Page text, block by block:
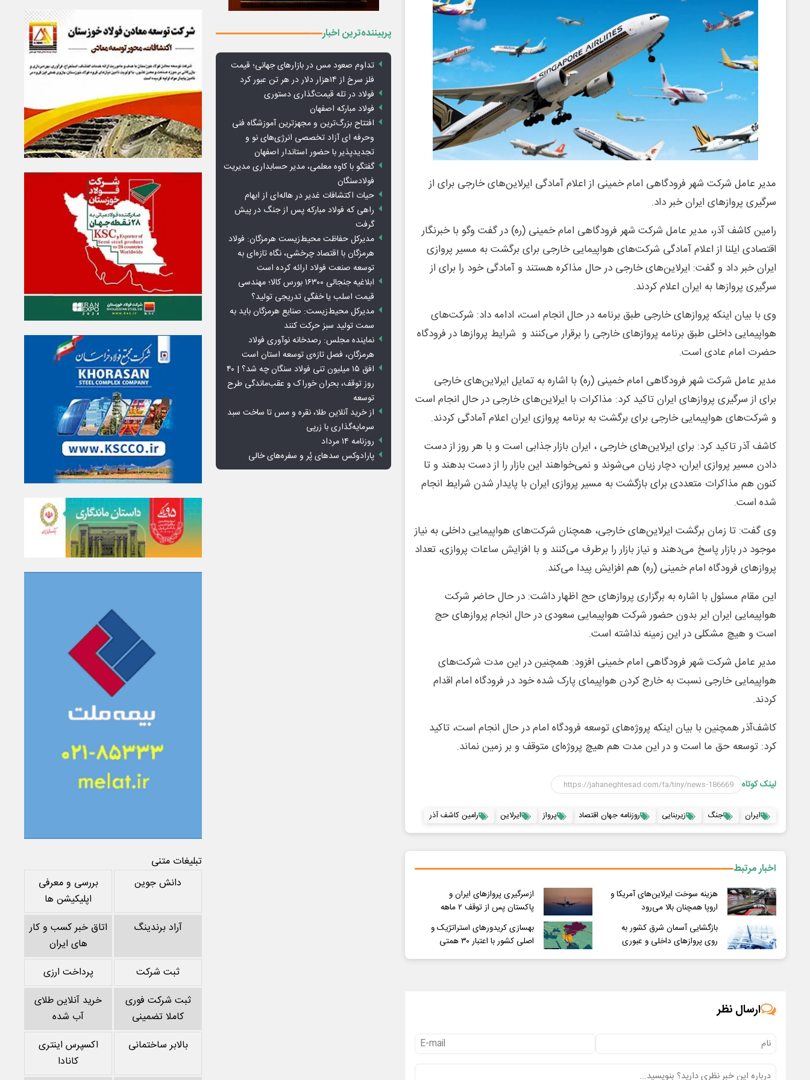
مدیر عامل شرکت شهر فرودگاهی امام خمینی از اعلام آمادگی ایرلاین‌های خارجی برای از
سرگیری پروازهای ایران خبر داد.
رامین کاشف آذر، مدیر عامل شرکت شهر فرودگاهی امام خمینی (ره) در گفت وگو با خبرنگار
اقتصادی ایلنا از اعلام آمادگی شرکت‌های هواپیمایی خارجی برای برگشت به مسیر پروازی
ایران خبر داد و گفت: ایرلاین‌های خارجی در حال مذاکره هستند و آمادگی خود را برای از
سرگیری پروازها به ایران اعلام کردند.
وی با بیان اینکه پروازهای خارجی طبق برنامه در حال انجام است، ادامه داد: شرکت‌های
هواپیمایی داخلی طبق برنامه پروازهای خارجی را برقرار می‌کنند و شرایط پروازها در فرودگاه
حضرت امام عادی است.
مدیر عامل شرکت شهر فرودگاهی امام خمینی (ره) با اشاره به تمایل ایرلاین‌های خارجی
برای از سرگیری پروازهای ایران تاکید کرد: مذاکرات با ایرلاین‌های خارجی در حال انجام است
و شرکت‌های هواپیمایی خارجی برای برگشت به برنامه پروازی ایران اعلام آمادگی کردند.
کاشف آذر تاکید کرد: برای ایرلاین‌های خارجی ، ایران بازار جذابی است و با هر روز از دست
دادن مسیر پروازی ایران، دچار زیان می‌شوند و نمی‌خواهند این بازار را از دست بدهند و تا
کنون هم مذاکرات متعددی برای بازگشت به مسیر پروازی ایران با پایدار شدن شرایط انجام
شده است.
وی گفت: تا زمان برگشت ایرلاین‌های خارجی، همچنان شرکت‌های هواپیمایی داخلی به نیاز
موجود در بازار پاسخ می‌دهند و نیاز بازار را برطرف می‌کنند و با افزایش ساعات پروازی، تعداد
پروازهای فرودگاه امام خمینی (ره) هم افزایش پیدا می‌کند.
این مقام مسئول با اشاره به برگزاری پروازهای حج اظهار داشت: در حال حاضر شرکت
هواپیمایی ایران ایر بدون حضور شرکت هواپیمایی سعودی در حال انجام پروازهای حج
است و هیچ مشکلی در این زمینه نداشته است.
مدیر عامل شرکت شهر فرودگاهی امام خمینی افزود: همچنین در این مدت شرکت‌های
هواپیمایی خارجی نسبت به خارج کردن هواپیمای پارک شده خود در فرودگاه امام اقدام
کردند.
کاشف‌آذر همچنین با بیان اینکه پروژه‌های توسعه فرودگاه امام در حال انجام است، تاکید
کرد: توسعه حق ما است و در این مدت هم هیچ پروژه‌ای متوقف و بر زمین نماند.
لینک کوتاه
ایران جنگ زیربنایی روزنامه جهان اقتصاد پرواز ایرلاین رامین کاشف آذر
اخبار مرتبط
هزینه سوخت ایرلاین‌های آمریکا و
اروپا همچنان بالا می‌رود
ازسرگیری پروازهای ایران و
پاکستان پس از توقف ۲ ماهه
بازگشایی آسمان شرق کشور به
روی پروازهای داخلی و عبوری
بهسازی کریدورهای استراتژیک و
اصلی کشور با اعتبار ۳۰ همتی
ارسال نظر
پربیننده‌ترین اخبار
تداوم صعود مس در بازارهای جهانی؛ قیمت
فلز سرخ از ۱۴هزار دلار در هر تن عبور کرد
فولاد در تله قیمت‌گذاری دستوری
فولاد مبارکه اصفهان
افتتاح بزرگ‌ترین و مجهزترین آموزشگاه فنی
وحرفه ای آزاد تخصصی انرژی‌های نو و
تجدیدپذیر با حضور استاندار اصفهان
گفتگو با کاوه معلمی، مدیر حسابداری مدیریت
فولادسنگان
حیات اکتشافات غدیر در هاله‌ای از ابهام
راهی که فولاد مبارکه پس از جنگ در پیش
گرفت
مدیرکل حفاظت محیط‌زیست هرمزگان: فولاد
هرمزگان با اقتصاد چرخشی، نگاه تازه‌ای به
توسعه صنعت فولاد ارائه کرده است
ابلاغیه جنجالی ۱۶۳۰۰ بورس کالا؛ مهندسی
قیمت اسلب یا خفگی تدریجی تولید؟
مدیرکل محیط‌زیست: صنایع هرمزگان باید به
سمت تولید سبز حرکت کنند
نماینده مجلس: رصدخانه نوآوری فولاد
هرمزگان، فصل تازه‌ی توسعه استان است
افق ۱۵ میلیون تنی فولاد سنگان چه شد؟ | ۴۰
روز توقف، بحران خوراک و عقب‌ماندگی طرح
توسعه
از خرید آنلاین طلا، نقره و مس تا ساخت سبد
سرمایه‌گذاری با زرپی
روزنامه ۱۴ مرداد
پارادوکس سدهای پُر و سفره‌های خالی
تبلیغات متنی
دانش جوین
بررسی و معرفی
اپلیکیشن ها
آراد برندینگ
اتاق خبر کسب و کار
های ایران
ثبت شرکت
پرداخت ارزی
ثبت شرکت فوری
کاملا تضمینی
خرید آنلاین طلای
آب شده
بالابر ساختمانی
اکسپرس اینتری
کانادا